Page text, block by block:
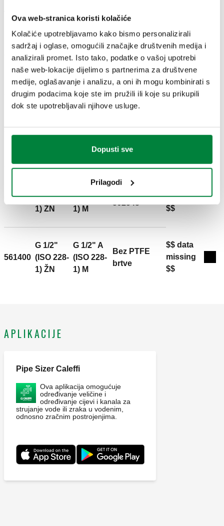
Ova web-stranica koristi kolačiće
Kolačiće upotrebljavamo kako bismo personalizirali
sadržaj i oglase, omogućili značajke društvenih medija i
analizirali promet. Isto tako, podatke o vašoj upotrebi
naše web-lokacije dijelimo s partnerima za društvene
medije, oglašavanje i analizu, a oni ih mogu kombinirati s
drugim podacima koje ste im pružili ili koje su prikupili
dok ste upotrebljavali njihove usluge.
Dopusti sve
Prilagodi
Tekst ponude Prikaži Kopiraj
CALEFFI, 561230. Automatski nepovratni
ventil. PTFE brtva na navoju. ULAZNI
priključak: G 1/4" (ISO 228-1) ŽN. IZLAZNI
priključak: G 3/8" A (ISO 228-1) M.
Maksimalni radni tlak: 10 bar. Raspon
temperature medija: 0–110 °C. Materijal:
SCIP code
b61c5304-1cde-4650-be58-
f4669e4da238
Prikaži
Kopiraj
561300 (ISO 228- (ISO 228-
502130,
502533,
502730
missing
561340 (ISO 228-
1) ŽN
G 1/2" A
(ISO 228-
1) M
502543
missing
$$
561400
G 1/2"
(ISO 228-
1) ŽN
G 1/2" A
(ISO 228-
1) M
Bez PTFE
brtve
$$ data
missing
$$
APLIKACIJE
Pipe Sizer Caleffi
Ova aplikacija omogućuje
određivanje veličine i
određivanje cijevi i kanala za
strujanje vode ili zraka u vodenim,
odnosno zračnim postrojenjima.